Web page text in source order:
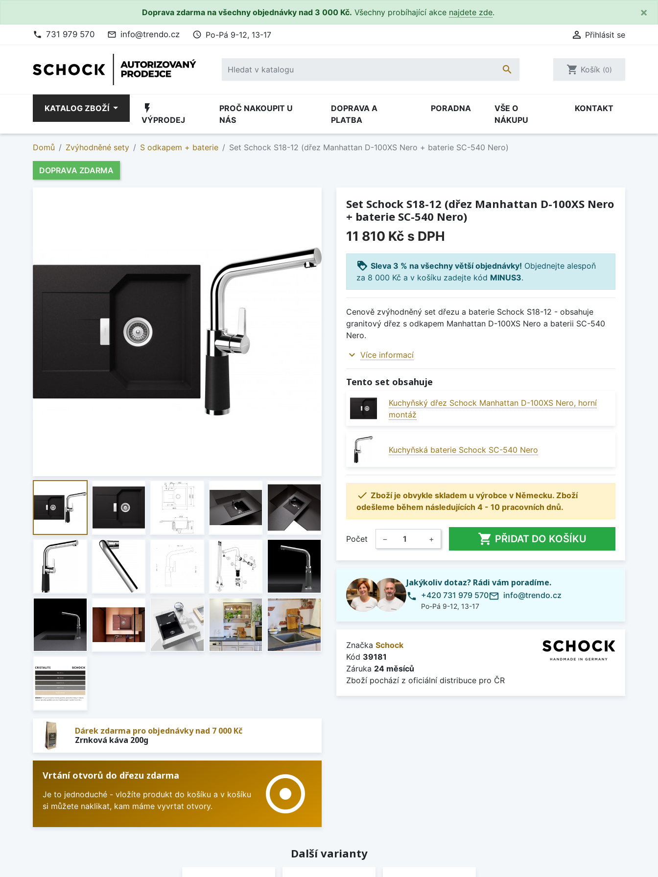
Doprava zdarma na všechny objednávky nad 3 000 Kč. Všechny probíhající akce najdete zde. ×
phone 731 979 570 mail_outline info@trendo.cz access_time Po-Pá 9-12, 13-17  Přihlásit se
 shopping_cart Košík (0)
KATALOG ZBOŽÍ flash_on
VÝPRODEJ
PROČ NAKOUPIT U
NÁS
DOPRAVA A
PLATBA
PORADNA
VŠE O
NÁKUPU
KONTAKT
Domů Zvýhodněné sety S odkapem + baterie Set Schock S18-12 (dřez Manhattan D-100XS Nero + baterie SC-540 Nero)
DOPRAVA ZDARMA
Dárek zdarma pro objednávky nad 7 000 Kč
Zrnková káva 200g
Vrtání otvorů do dřezu zdarma
Je to jednoduché - vložíte produkt do košíku a v košíku
si můžete naklikat, kam máme vyvrtat otvory.
adjust
Set Schock S18-12 (dřez Manhattan D-100XS Nero
+ baterie SC-540 Nero)
11 810 Kč s DPH
loyalty Sleva 3 % na všechny větší objednávky! Objednejte alespoň
za 8 000 Kč a v košíku zadejte kód MINUS3.
Cenově zvýhodněný set dřezu a baterie Schock S18-12 - obsahuje
granitový dřez s odkapem Manhattan D-100XS Nero a baterii SC-540
Nero.
expand_more Více informací
Tento set obsahuje
Kuchyňský dřez Schock Manhattan D-100XS Nero, horní
montáž
Kuchyňská baterie Schock SC-540 Nero
 Zboží je obvykle skladem u výrobce v Německu. Zboží
odešleme během následujících 4 - 10 pracovních dnů.
Počet − +  PŘIDAT DO KOŠÍKU
Jakýkoliv dotaz? Rádi vám poradíme.
phone +420 731 979 570
Po-Pá 9-12, 13-17
mail_outline info@trendo.cz
Značka Schock
Kód 39181
Záruka 24 měsíců
Zboží pochází z oficiální distribuce pro ČR
Další varianty